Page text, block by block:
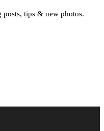
posts, tips & new photos.